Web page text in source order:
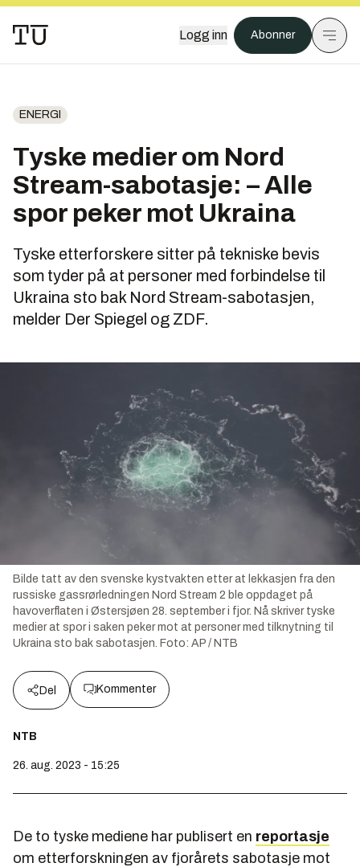
Logg inn Abonner
ENERGI
Tyske medier om Nord
Stream-sabotasje: – Alle
spor peker mot Ukraina
Tyske etterforskere sitter på tekniske bevis
som tyder på at personer med forbindelse til
Ukraina sto bak Nord Stream-sabotasjen,
melder Der Spiegel og ZDF.
Bilde tatt av den svenske kystvakten etter at lekkasjen fra den
russiske gassrørledningen Nord Stream 2 ble oppdaget på
havoverflaten i Østersjøen 28. september i fjor. Nå skriver tyske
medier at spor i saken peker mot at personer med tilknytning til
Ukraina sto bak sabotasjen. Foto: AP / NTB
Del Kommenter
NTB
26. aug. 2023 - 15:25
De to tyske mediene har publisert en reportasje
om etterforskningen av fjorårets sabotasje mot